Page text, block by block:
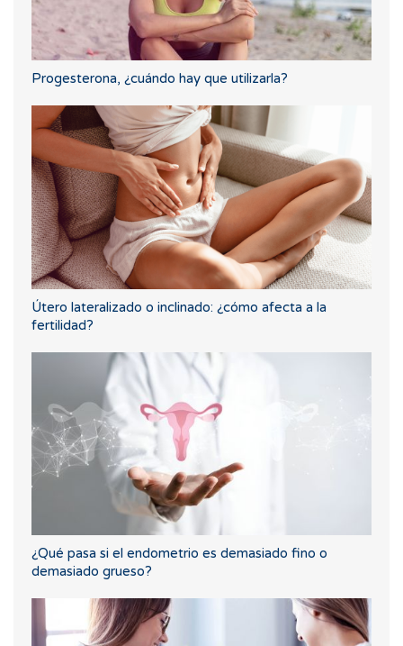
Progesterona, ¿cuándo hay que utilizarla?
Útero lateralizado o inclinado: ¿cómo afecta a la
fertilidad?
¿Qué pasa si el endometrio es demasiado fino o
demasiado grueso?